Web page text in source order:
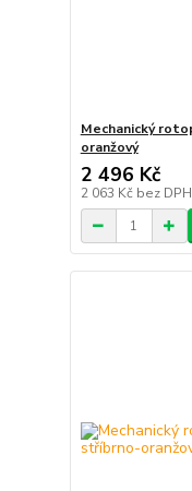
Mechanický
oranžový
2 496 Kč
2 063 Kč bez DPH